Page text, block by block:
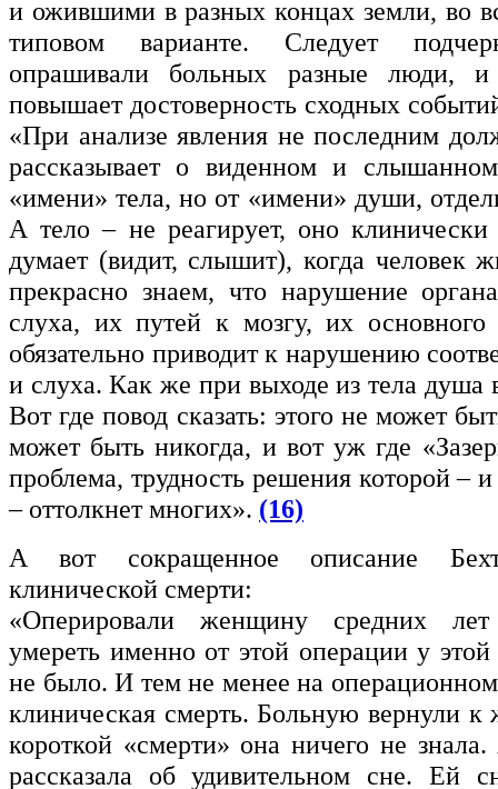
и ожившими в разных концах земли, во
типовом варианте. Следует
опрашивали больных разные люди,
повышает достоверность сходных
«При анализе явления не последним
рассказывает о виденном и
«имени» тела, но от «имени» души,
А тело – не реагирует, оно
думает (видит, слышит), когда человек
прекрасно знаем, что нарушение
слуха, их путей к мозгу, их основного
обязательно приводит к нарушению
и слуха. Как же при выходе из тела душа
Вот где повод сказать: этого не может
может быть никогда, и вот уж где
проблема, трудность решения которой – и
– оттолкнет многих». (16)
А вот сокращенное описание
клинической смерти:
«Оперировали женщину средних
умереть именно от этой операции у
не было. И тем не менее на операционном
клиническая смерть. Больную вернули к
короткой «смерти» она ничего не
рассказала об удивительном сне. Ей